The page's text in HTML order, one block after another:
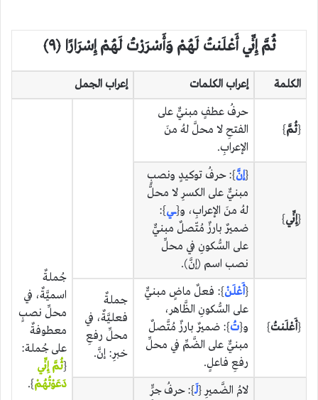
ثُمَّ إِنِّي أَعْلَنتُ لَهُمْ وَأَسْرَرْتُ لَهُمْ إِسْرَارًا ﴿٩﴾
الكلمة إعراب الكلمات إعراب الجمل
{ثُمَّ}
حرفُ عطفٍ مبنيٌّ على
الفتحِ لا محلَّ لهُ منَ
الإعرابِ.
جُملةٌ
اسميَّةٌ، في
محلِّ نصبٍ
معطوفةٌ
على جُملة:
{ثُمَّ إِنِّي
دَعَوْتُهُمْ}.
{إِنِّي}
{إنَّ}: حرفُ توكيدٍ ونصبٍ
مبنيٌّ على الكسرِ لا محلَّ
لهُ منَ الإعرابِ، و{ـــي}:
ضميرٌ بارزٌ مُتّصلٌ مبنيٌّ
على السُّكونِ في محلِّ
نصب اسم (إنَّ).
{أَعْلَنتُ}
{أَعْلَنْ}: فعلٌ ماضٍ مبنيٌّ
على السُّكونِ الظَّاهر،
و{تُ}: ضميرٌ بارزٌ مُتَّصلٌ
مبنيٌّ على الضَّمِّ في محلِّ
رفعِ فاعلٍ.
جملةٌ
فعليَّةٌ، في
محلِّ رفعِ
خبرِ: إنَّ.
لامُ الضَّميرِ {لَـ}: حرفُ جرٍّ